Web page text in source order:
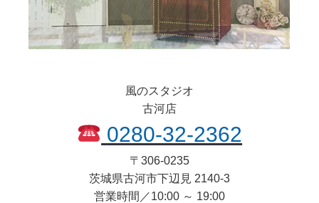
風のスタジオ
古河店
0280-32-2362
〒 306-0235
茨城県古河市下辺見 2140-3
営業時間／10:00 ～ 19:00